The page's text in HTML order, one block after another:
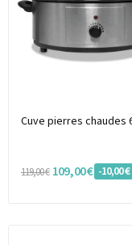
Cuve pierres chaudes
119,00 € 109,00 € -10,00 €